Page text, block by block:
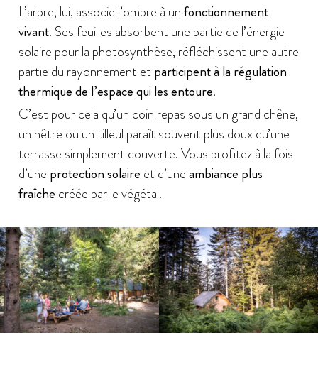
L’arbre, lui, associe l’ombre à unfonctionnement
vivant. Ses feuilles absorbent une partie de l’énergie
solaire pour la photosynthèse, réfléchissent une autre
partie du rayonnement et participent à la régulation
thermique de l’espace qui les entoure.
C’est pour cela qu’un coin repas sous un grand chêne,
un hêtre ou un tilleul paraît souvent plus doux qu’une
terrasse simplement couverte. Vous profitez à la fois
d’une protection solaire et d’uneambiance plus
fraîche créée par le végétal.